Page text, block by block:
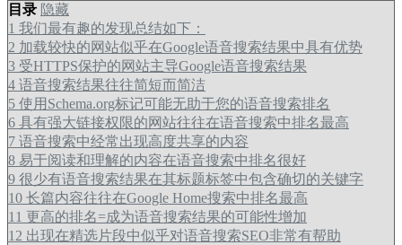
目录 隐藏
1 我们最有趣的发现总结如下：
2 加载较快的网站似乎在Google语音搜索结果中具有优势
3 受HTTPS保护的网站主导Google语音搜索结果
4 语音搜索结果往往简短而简洁
5 使用Schema.org标记可能无助于您的语音搜索排名
6 具有强大链接权限的网站往往在语音搜索中排名最高
7 语音搜索中经常出现高度共享的内容
8 易于阅读和理解的内容在语音搜索中排名很好
9 很少有语音搜索结果在其标题标签中包含确切的关键字
10 长篇内容往往在Google Home搜索中排名最高
11 更高的排名=成为语音搜索结果的可能性增加
12 出现在精选片段中似乎对语音搜索SEO非常有帮助